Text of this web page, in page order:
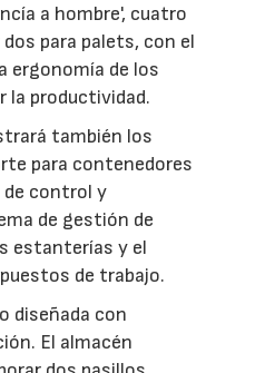
a hombre', cuatro
para palets, con el
ergonomía de los
la productividad.
también los
para contenedores
control y
de gestión de
estanterías y el
de trabajo.
diseñada con
El almacén